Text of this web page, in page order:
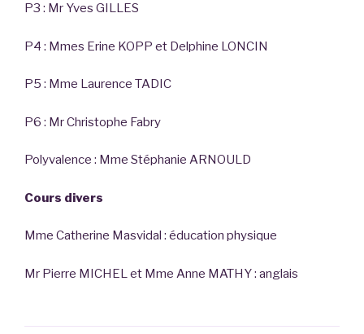
P3 : Mr Yves GILLES
P4 : Mmes Erine KOPP et Delphine LONCIN
P5 : Mme Laurence TADIC
P6 : Mr Christophe Fabry
Polyvalence : Mme Stéphanie ARNOULD
Cours divers
Mme Catherine Masvidal : éducation physique
Mr Pierre MICHEL et Mme Anne MATHY : anglais